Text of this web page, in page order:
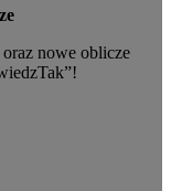
nowe oblicze